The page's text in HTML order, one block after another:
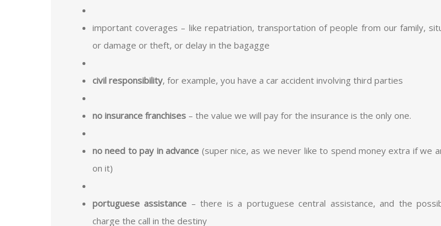
important coverages – like repatriation, transportation of people from our family,
or damage or theft, or delay in the bagagge
civil responsibility, for example, you have a car accident involving third parties
no insurance franchises – the value we will pay for the insurance is the only one.
no need to pay in advance (super nice, as we never like to spend money extra if we
on it)
portuguese assistance – there is a portuguese central assistance, and the
charge the call in the destiny